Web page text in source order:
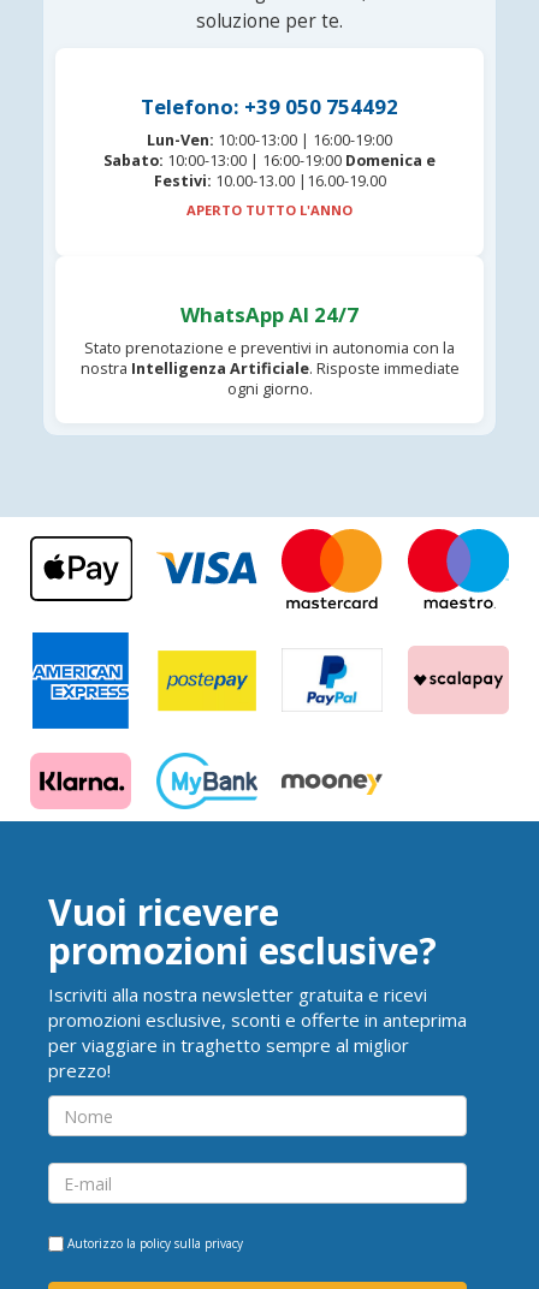
soluzione per te.
Telefono: +39 050 754492
Lun-Ven: 10:00-13:00 | 16:00-19:00
Sabato: 10:00-13:00 | 16:00-19:00 Domenica e
Festivi: 10.00-13.00 |16.00-19.00
APERTO TUTTO L'ANNO
WhatsApp AI 24/7
Stato prenotazione e preventivi in autonomia con la
nostra Intelligenza Artificiale. Risposte immediate
ogni giorno.
Vuoi ricevere
promozioni esclusive?
Iscriviti alla nostra newsletter gratuita e ricevi
promozioni esclusive, sconti e offerte in anteprima
per viaggiare in traghetto sempre al miglior
prezzo!
Autorizzo la policy sulla privacy